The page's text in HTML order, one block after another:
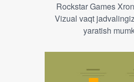
Rockstar Games
Vizual vaqt
yaratish